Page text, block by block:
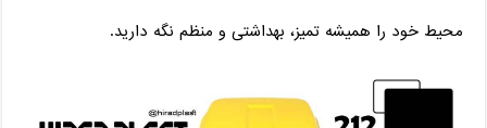
محیط خود را همیشه تمیز، بهداشتی و منظم نگه دارید.